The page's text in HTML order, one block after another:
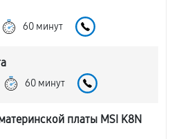
60 минут
60 минут
платы MSI K8N